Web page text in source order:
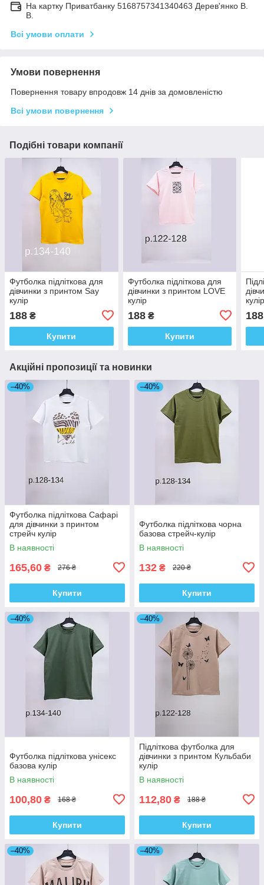
На картку Приватбанку 5168757341340463 Дерев'янко В.
В.
Всі умови оплати
Умови повернення
Повернення товару впродовж 14 днів за домовленістю
Всі умови повернення
Подібні товари компанії
Футболка підліткова для
дівчинки з принтом Say
кулір
188 ₴
Купити
Футболка підліткова для
дівчинки з принтом LOVE
кулір
188₴
Купити
188
Акційні пропозиції та новинки
–40%
Футболка підліткова Сафарі
для дівчинки з принтом
стрейч кулір
В наявності
165,60 ₴ 276 ₴
Купити
–40%
Футболка підліткова чорна
базова стрейч-кулір
В наявності
132 ₴ 220 ₴
Купити
–40%
Футболка підліткова унісекс
базова кулір
В наявності
100,80 ₴ 168 ₴
Купити
–40%
Підліткова футболка для
дівчинки з принтом Кульбаби
кулір
В наявності
112,80 ₴ 188 ₴
Купити
–40% –40%